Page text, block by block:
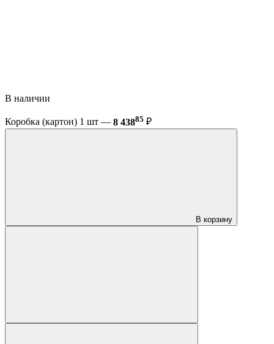
В наличии
Коробка (картон) 1 шт — 8 43885 ₽
В корзину